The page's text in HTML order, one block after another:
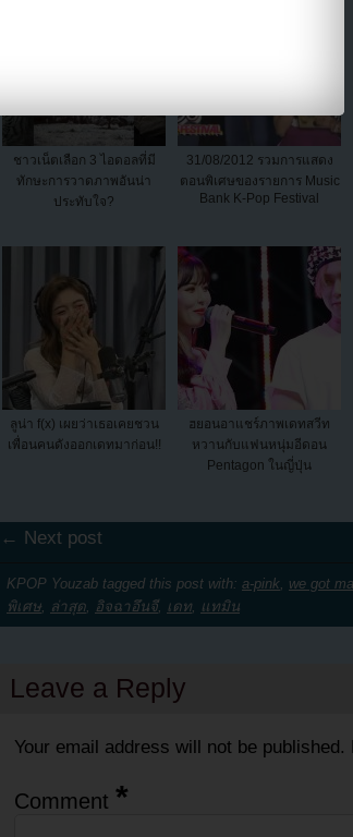
ชาวเน็ตเลือก 3 ไอดอลที่มี
ทักษะการวาดภาพอันน่า
ประทับใจ?
31/08/2012 รวมการแสดง
ตอนพิเศษของรายการ Music
Bank K-Pop Festival
ลูน่า f(x) เผยว่าเธอเคยชวน
เพื่อนคนดังออกเดทมาก่อน!!
ฮยอนอาแชร์ภาพเดทสวีท
หวานกับแฟนหนุ่มอีดอน
Pentagon ในญี่ปุ่น
← Next post
KPOP Youzab tagged this post with: a-pink, we got
พิเศษ, ล่าสุด, อิจฉาอึนจี, เดท, แทมิน
Leave a Reply
Your email address will not be published.
Comment *